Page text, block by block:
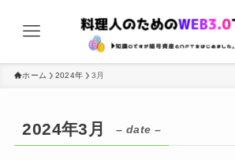
ホーム 2024年 3月
2024年3月 – date –